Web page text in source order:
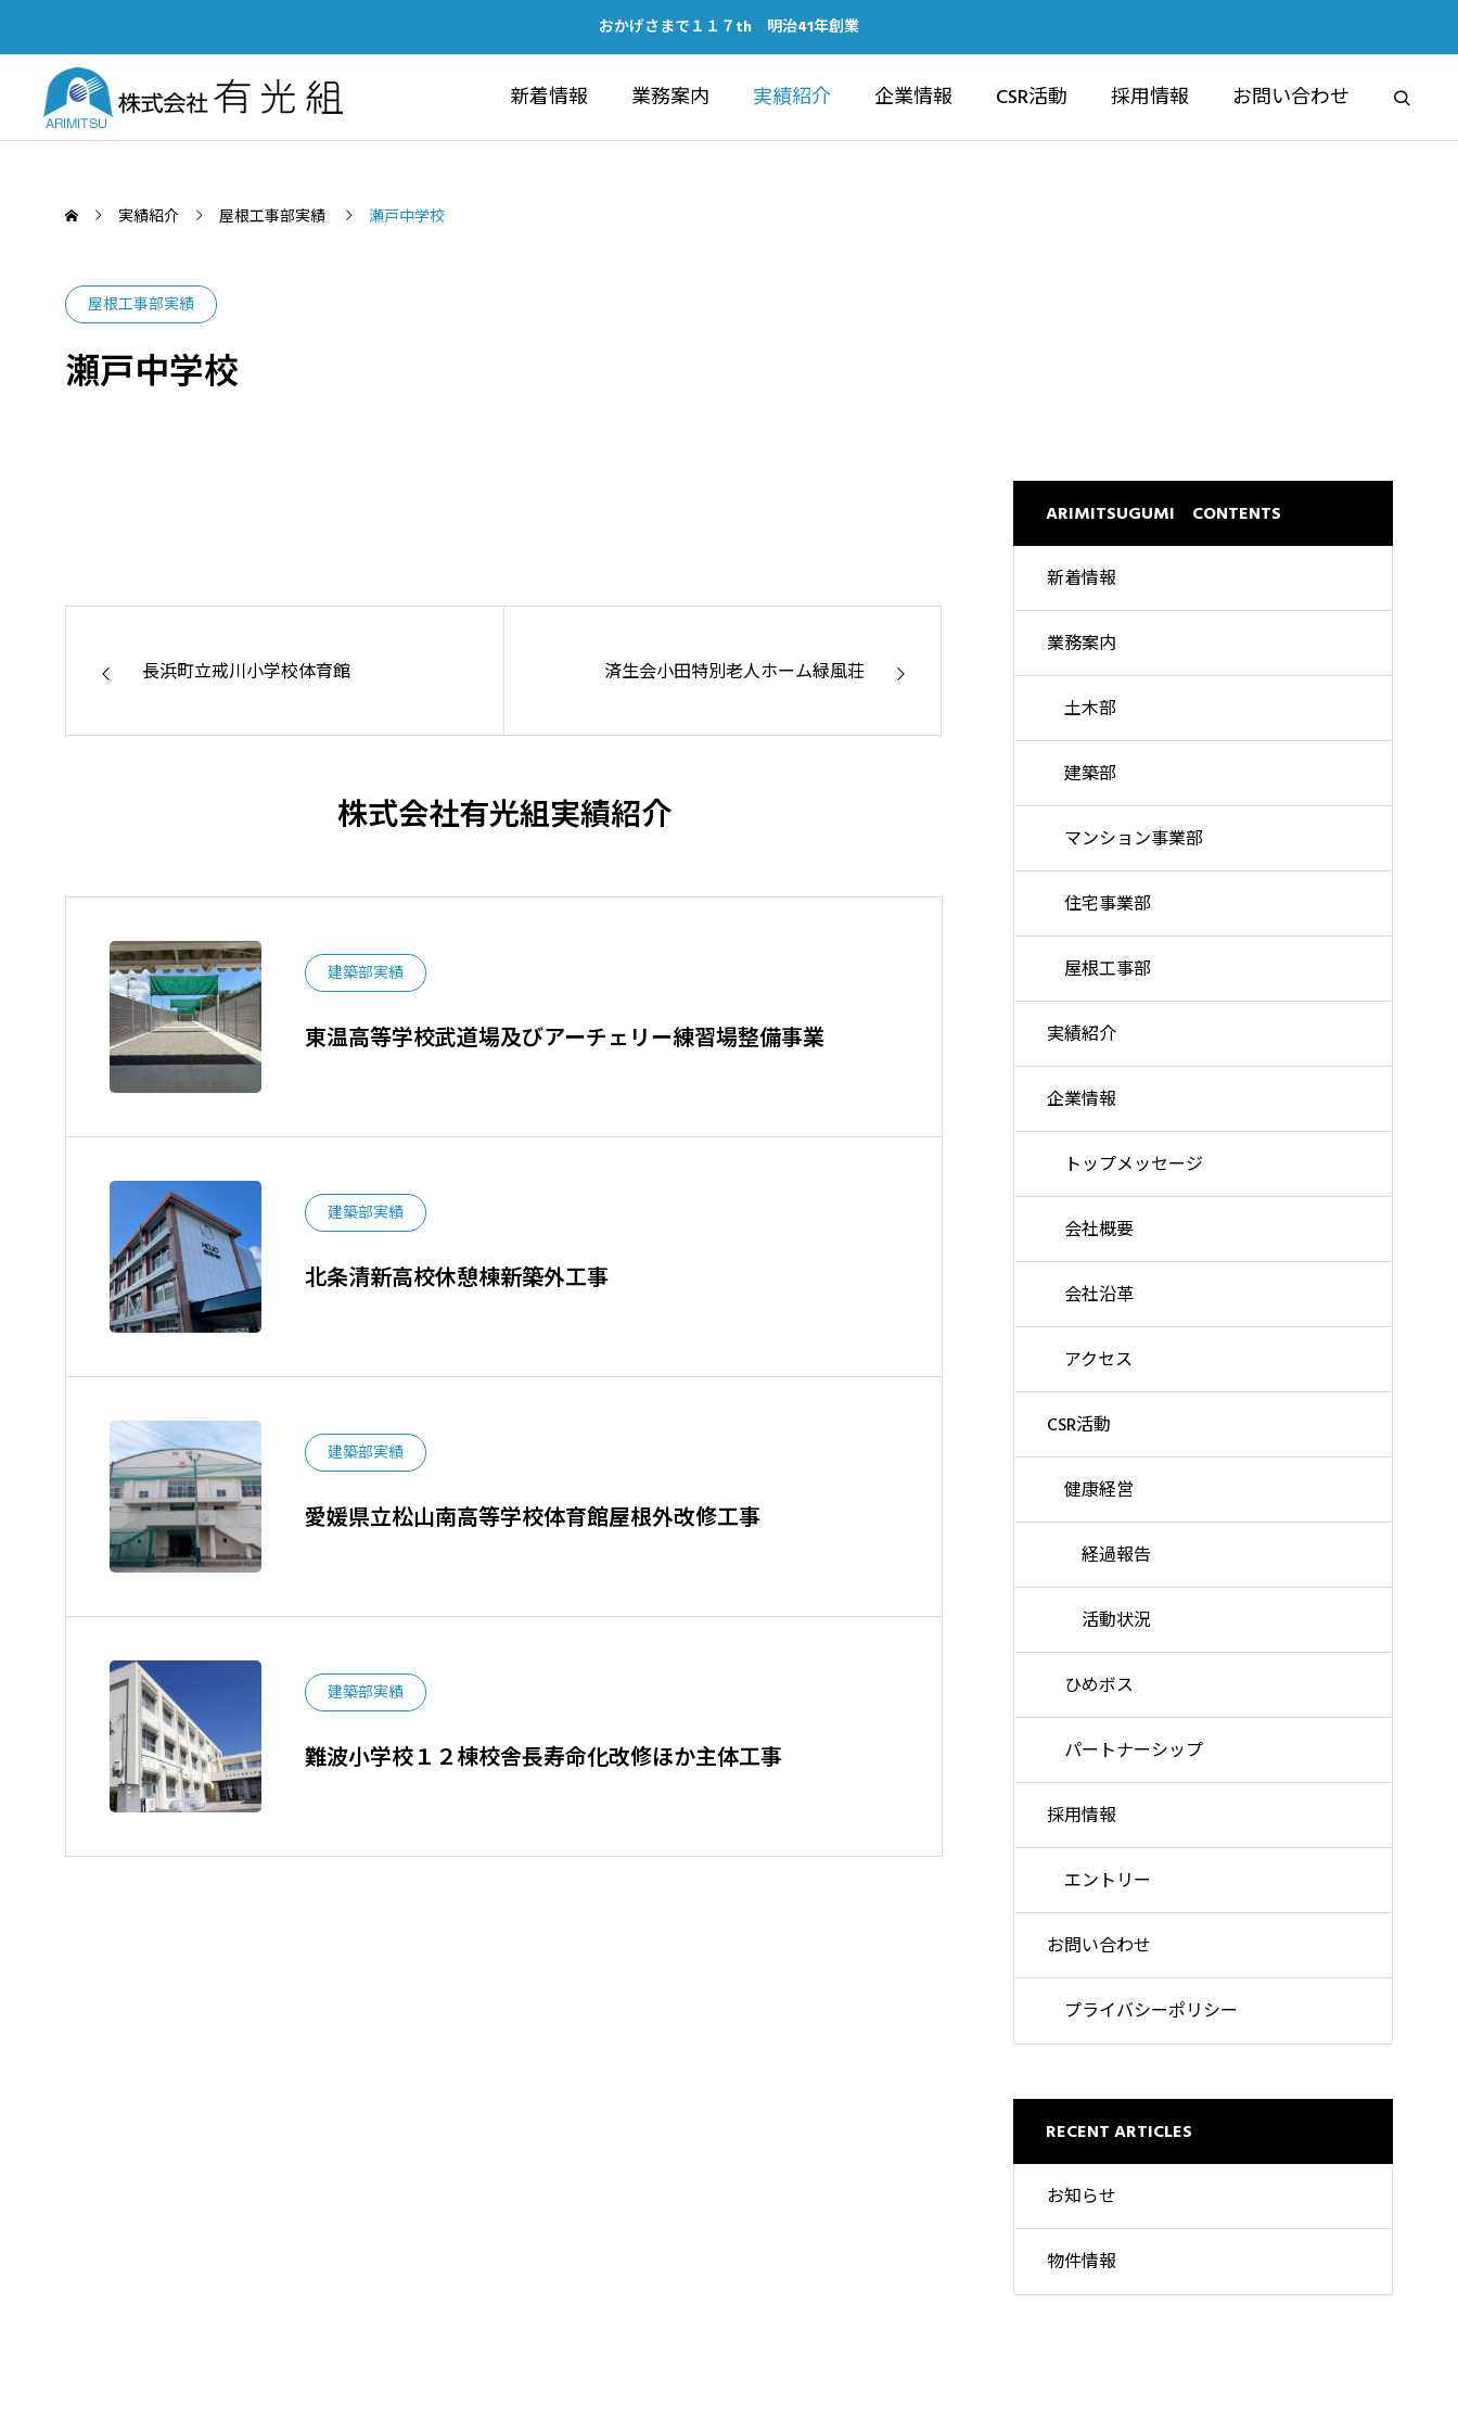
おかげさまで１１７th 明治41年創業
新着情報 業務案内 実績紹介 企業情報 CSR活動 採用情報 お問い合わせ
SERVICE
業務案内
実績紹介 屋根工事部実績 瀬戸中学校
屋根工事部実績
瀬戸中学校
長浜町立戒川小学校体育館 済生会小田特別老人ホーム緑風荘
株式会社有光組実績紹介
建築部実績
東温高等学校武道場及びアーチェリー練習場整備事業
建築部実績
北条清新高校休憩棟新築外工事
建築部実績
愛媛県立松山南高等学校体育館屋根外改修工事
建築部実績
難波小学校１２棟校舎長寿命化改修ほか主体工事
ARIMITSUGUMI CONTENTS
新着情報
業務案内
土木部
建築部
マンション事業部
住宅事業部
屋根工事部
実績紹介
企業情報
トップメッセージ
会社概要
会社沿革
アクセス
CSR活動
健康経営
経過報告
活動状況
ひめボス
パートナーシップ
採用情報
エントリー
お問い合わせ
プライバシーポリシー
RECENT ARTICLES
お知らせ
物件情報